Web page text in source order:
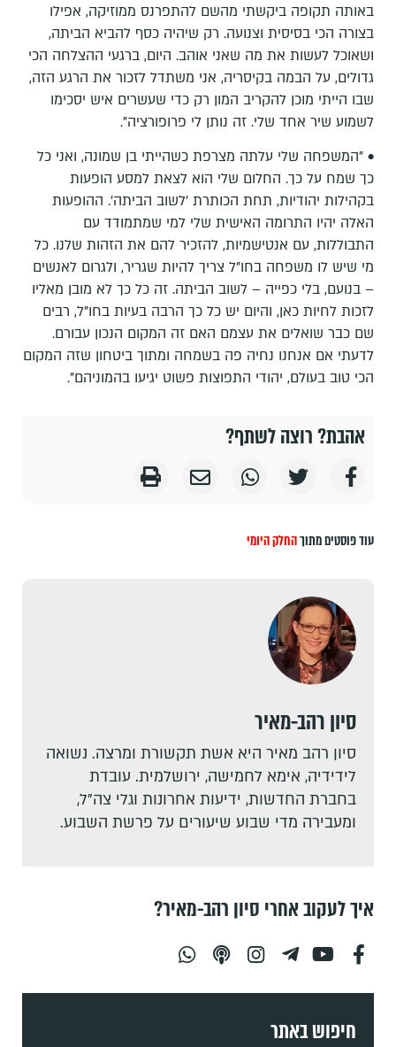
באותה תקופה ביקשתי מהשם להתפרנס ממוזיקה, אפילו
בצורה הכי בסיסית וצנועה. רק שיהיה כסף להביא הביתה,
ושאוכל לעשות את מה שאני אוהב. היום, ברגעי ההצלחה הכי
גדולים, על הבמה בקיסריה, אני משתדל לזכור את הרגע הזה,
שבו הייתי מוכן להקריב המון רק כדי שעשרים איש יסכימו
לשמוע שיר אחד שלי. זה נותן לי פרופורציה".
• "המשפחה שלי עלתה מצרפת כשהייתי בן שמונה, ואני כל
כך שמח על כך. החלום שלי הוא לצאת למסע הופעות
בקהילות יהודיות, תחת הכותרת 'לשוב הביתה'. ההופעות
האלה יהיו התרומה האישית שלי למי שמתמודד עם
התבוללות, עם אנטישמיות, להזכיר להם את הזהות שלנו. כל
מי שיש לו משפחה בחו"ל צריך להיות שגריר, ולגרום לאנשים
– בנועם, בלי כפייה – לשוב הביתה. זה כל כך לא מובן מאליו
לזכות לחיות כאן, והיום יש כל כך הרבה בעיות בחו"ל, רבים
שם כבר שואלים את עצמם האם זה המקום הנכון עבורם.
לדעתי אם אנחנו נחיה פה בשמחה ומתוך ביטחון שזה המקום
הכי טוב בעולם, יהודי התפוצות פשוט יגיעו בהמוניהם".
אהבת? רוצה לשתף?
עוד פוסטים מתוךהחלק היומי
סיון רהב-מאיר
סיון רהב מאיר היא אשת תקשורת ומרצה. נשואה
לידידיה, אימא לחמישה, ירושלמית. עובדת
בחברת החדשות, ידיעות אחרונות וגלי צה"ל,
ומעבירה מדי שבוע שיעורים על פרשת השבוע.
איך לעקוב אחרי סיון רהב-מאיר?
חיפוש באתר